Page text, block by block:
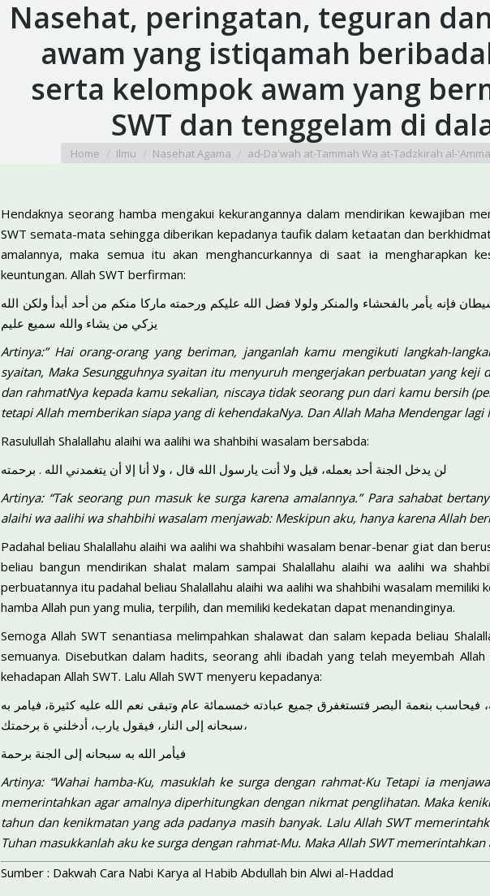
Nasehat, peringatan, teguran
awam yang istiqamah
serta kelompok awam yang
SWT dan tenggelam di
You are here:
Home Ilmu Nasehat Agama ad-Da'wah at-Tammah Wa at-Tadzkirah al-
Hendaknya seorang hamba mengakui kekurangannya dalam mendirikan kewajiban
SWT semata-mata sehingga diberikan kepadanya taufik dalam ketaatan dan
amalannya, maka semua itu akan menghancurkannya di saat ia mengharapkan
keuntungan. Allah SWT berfirman:
فإنه يأمر بالفحشاء والمنكر ولولا فضل الله عليكم ورحمته ماركا منكم من أحد أبدأ ولكن الله
يزكي من يشاء والله سميع عليم
Artinya:” Hai orang-orang yang beriman, janganlah kamu mengikuti langkah-
syaitan, Maka Sesungguhnya syaitan itu menyuruh mengerjakan perbuatan yang
dan rahmatNya kepada kamu sekalian, niscaya tidak seorang pun dari kamu bersih
tetapi Allah memberikan siapa yang di kehendakaNya. Dan Allah Maha Mendengar lagi
Rasulullah Shalallahu alaihi wa aalihi wa shahbihi wasalam bersabda:
لن يدخل الجنة أحد بعمله، قيل ولا أنت يارسول الله قال ، ولا أنا إلا أن يتغمدني الله . برحمته
Artinya: “Tak seorang pun masuk ke surga karena amalannya.” Para sahabat
alaihi wa aalihi wa shahbihi wasalam menjawab: Meskipun aku, hanya karena Allah
Padahal beliau Shalallahu alaihi wa aalihi wa shahbihi wasalam benar-benar giat dan
beliau bangun mendirikan shalat malam sampai Shalallahu alaihi wa aalihi wa
perbuatannya itu padahal beliau Shalallahu alaihi wa aalihi wa shahbihi wasalam
hamba Allah pun yang mulia, terpilih, dan memiliki kedekatan dapat menandinginya.
Semoga Allah SWT senantiasa melimpahkan shalawat dan salam kepada beliau
semuanya. Disebutkan dalam hadits, seorang ahli ibadah yang telah meyembah
kehadapan Allah SWT. Lalu Allah SWT menyeru kepadanya:
فيحاسب بنعمة البصر فتستغفرق جميع عبادته خمسمائة عام وتبقى نعم الله عليه كثيرة، فيامر به
سبحانه إلى النار، فيقول يارب، أدخلني ة برحمتك،
فيأمر الله به سبحانه إلى الجنة برحمة
Artinya: “Wahai hamba-Ku, masuklah ke surga dengan rahmat-Ku Tetapi ia
memerintahkan agar amalnya diperhitungkan dengan nikmat penglihatan. Maka
tahun dan kenikmatan yang ada padanya masih banyak. Lalu Allah SWT
Tuhan masukkanlah aku ke surga dengan rahmat-Mu. Maka Allah SWT
Sumber : Dakwah Cara Nabi Karya al Habib Abdullah bin Alwi al-Haddad